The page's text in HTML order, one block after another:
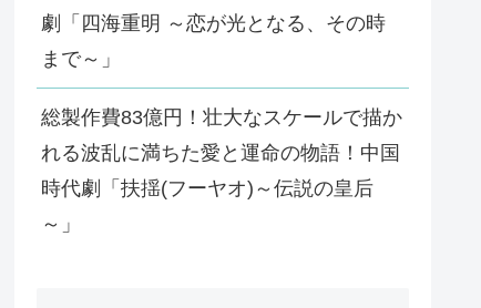
劇「四海重明 ～恋が光となる、その時
まで～」
総製作費83億円！壮大なスケールで描か
れる波乱に満ちた愛と運命の物語！中国
時代劇「扶揺(フーヤオ)～伝説の皇后
～」